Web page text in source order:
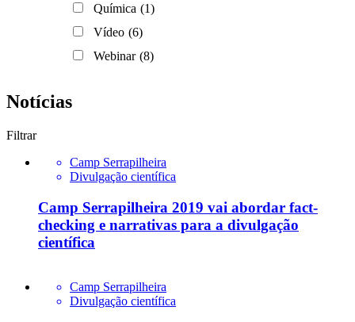
Química (1)
Vídeo (6)
Webinar (8)
Notícias
Filtrar
Camp Serrapilheira
Divulgação científica
Camp Serrapilheira 2019 vai abordar fact-
checking e narrativas para a divulgação
científica
Camp Serrapilheira
Divulgação científica